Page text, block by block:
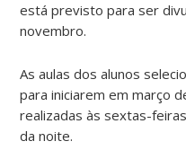
está previsto para ser
novembro.
As aulas dos alunos
para iniciarem em março
realizadas às sextas-
da noite.